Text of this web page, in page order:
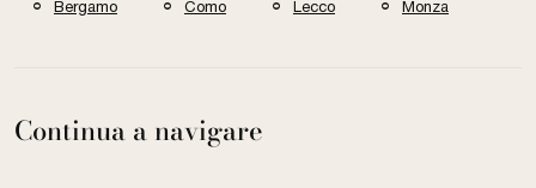
Bergamo Como Lecco Monza
Continua a navigare